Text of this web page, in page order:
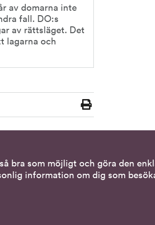
bra som möjligt och göra den
information om dig som
av domarna inte
fall. DO:s
av rättsläget. Det
lagarna och
Skriv
ut
Genvägar